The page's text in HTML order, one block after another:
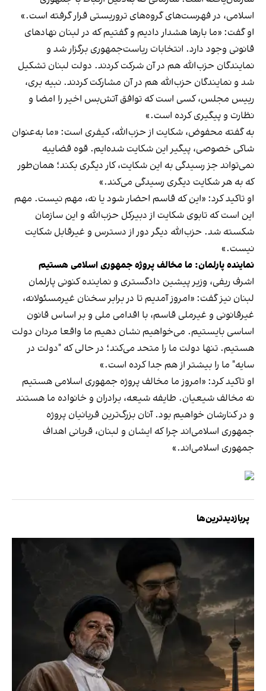
اسلامی، در فهرست‌های گروه‌های تروریستی قرار گرفته است.»
او گفت: «ما بارها هشدار دادیم و گفتیم که در لبنان نهادهای
قانونی وجود دارد. انتخابات ریاست‌جمهوری برگزار شد و
نمایندگان حزب‌الله هم در آن شرکت کردند. دولت لبنان تشکیل
شد و نمایندگان حزب‌الله هم در آن مشارکت کردند. نبیه بری،
رییس مجلس، کسی است که توافق آتش‌بس اخیر را امضا و
نظارت و پیگیری کرده است.»
به گفته محفوض، شکایت از حزب‌الله، کیفری است: «ما به‌عنوان
شاکی خصوصی، پیگیر این شکایت شده‌ایم. قوه قضاییه
نمی‌تواند جز رسیدگی به این شکایت، کار دیگری بکند؛ همان‌طور
که به هر شکایت دیگری رسیدگی می‌کند.»
او تاکید کرد: «این که قاسم احضار شود یا نه، مهم نیست. مهم
این است که تابوی شکایت از دبیرکل حزب‌الله و این سازمان
شکسته شد. حزب‌الله دیگر دور از دسترس و غیرقابل شکایت
نیست.»
نماینده پارلمان: ما مخالف پروژه جمهوری اسلامی هستیم
اشرف ریفی، وزیر پیشین دادگستری و نماینده کنونی پارلمان
لبنان نیز گفت: «امروز آمدیم تا در برابر سخنان غیرمسئولانه،
غیرقانونی و غیرملی قاسم، با اقدامی ملی و بر اساس قانون
اساسی بایستیم. می‌خواهیم نشان دهیم ما واقعا مردان دولت
هستیم. تنها دولت ما را متحد می‌کند؛ در حالی که "دولت در
سایه" ما را بیشتر از هم جدا کرده است.»
او تاکید کرد: «امروز ما مخالف پروژه جمهوری اسلامی هستیم
نه مخالف شیعیان. طایفه شیعه، برادران و خانواده ما هستند
و در کنارشان خواهیم بود. آنان بزرگ‌ترین قربانیان پروژه
جمهوری اسلامی‌اند چرا که ایشان و لبنان، قربانی اهداف
جمهوری اسلامی‌اند.»
پربازدیدترین‌ها